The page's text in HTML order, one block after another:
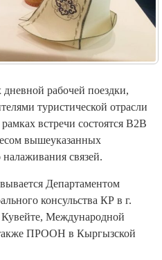
рабочей поездки,
туристической отрасли
встречи состоятся B2B
вышеуказанных
связей.
Департаментом
консульства КР в г.
Международной
ПРООН в Кыргызской